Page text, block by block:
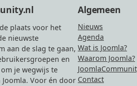
plaats voor het
nieuwste
aan de slag te gaan,
en
je wegwijs te
Voor én door
Algemeen
Nieuws
Agenda
Wat is Joomla?
Waarom Joomla?
Contact